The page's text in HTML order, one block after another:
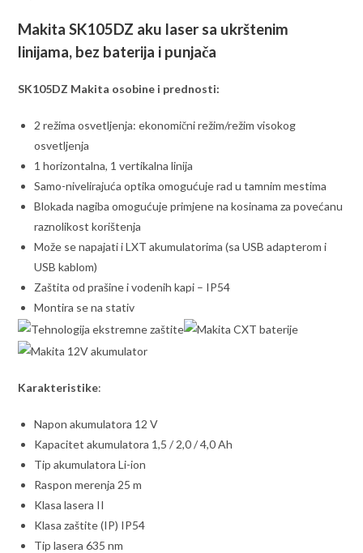
Makita SK105DZ aku laser sa ukrštenim
linijama, bez baterija i punjača
SK105DZ Makita osobine i prednosti:
2 režima osvetljenja: ekonomični režim/režim visokog
osvetljenja
1 horizontalna, 1 vertikalna linija
Samo-nivelirajuća optika omogućuje rad u tamnim mestima
Blokada nagiba omogućuje primjene na kosinama za povećanu
raznolikost korištenja
Može se napajati i LXT akumulatorima (sa USB adapterom i
USB kablom)
Zaštita od prašine i vodenih kapi – IP54
Montira se na stativ
Karakteristike:
Napon akumulatora 12 V
Kapacitet akumulatora 1,5 / 2,0 / 4,0 Ah
Tip akumulatora Li-ion
Raspon merenja 25 m
Klasa lasera II
Klasa zaštite (IP) IP54
Tip lasera 635 nm